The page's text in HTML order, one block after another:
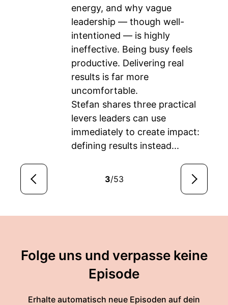
energy, and why vague
leadership — though well-
intentioned — is highly
ineffective. Being busy feels
productive. Delivering real
results is far more
uncomfortable.
Stefan shares three practical
levers leaders can use
immediately to create impact:
defining results instead...
3/53
Folge uns und verpasse keine
Episode
Erhalte automatisch neue Episoden auf dein